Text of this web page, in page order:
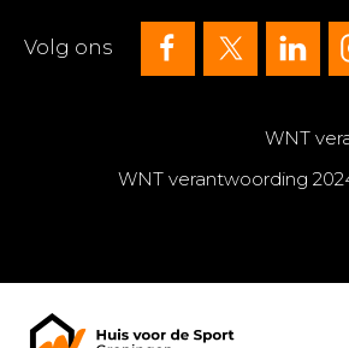
Volg ons
WNT
WNT verantwoording